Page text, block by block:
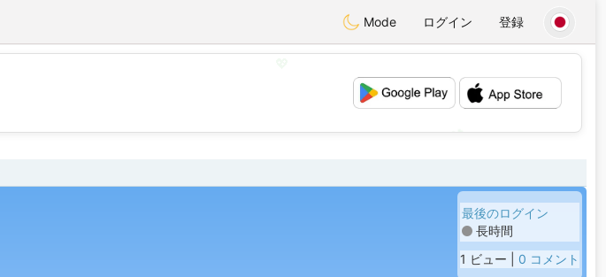
Mode ログイン 登録
💕
最後のログイン
長時間
1 ビュー | 0 コメント